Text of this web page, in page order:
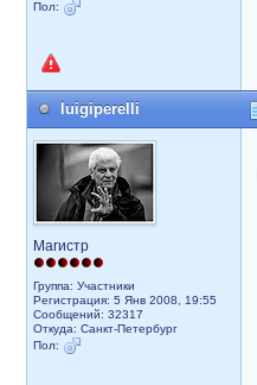
Пол:
luigiperelli
Магистр
Группа: Участники
Регистрация: 5 Янв 2008, 19:55
Сообщений: 32317
Откуда: Санкт-Петербург
Пол: